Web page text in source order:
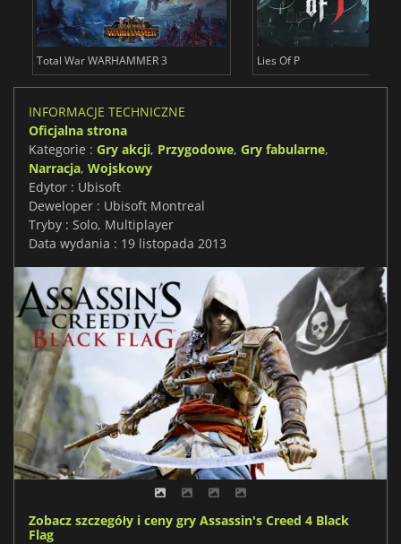
3
INFORMACJE TECHNICZNE
Oficjalna strona
Kategorie : Gry akcji, Przygodowe, Gry fabularne,
Narracja, Wojskowy
Edytor : Ubisoft
Deweloper : Ubisoft Montreal
Tryby : Solo, Multiplayer
Data wydania : 19 listopada 2013
Zobacz szczegóły i ceny gry Assassin's Creed 4 Black
Flag